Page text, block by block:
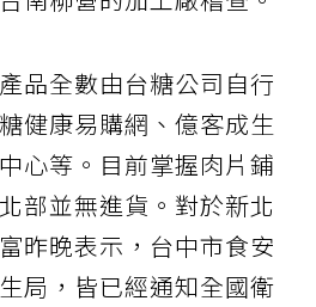
品全數由台糖公司自行
健康易購網、億客成生
心等。目前掌握肉片鋪
部並無進貨。對於新北
昨晚表示，台中市食安
局，皆已經通知全國衛